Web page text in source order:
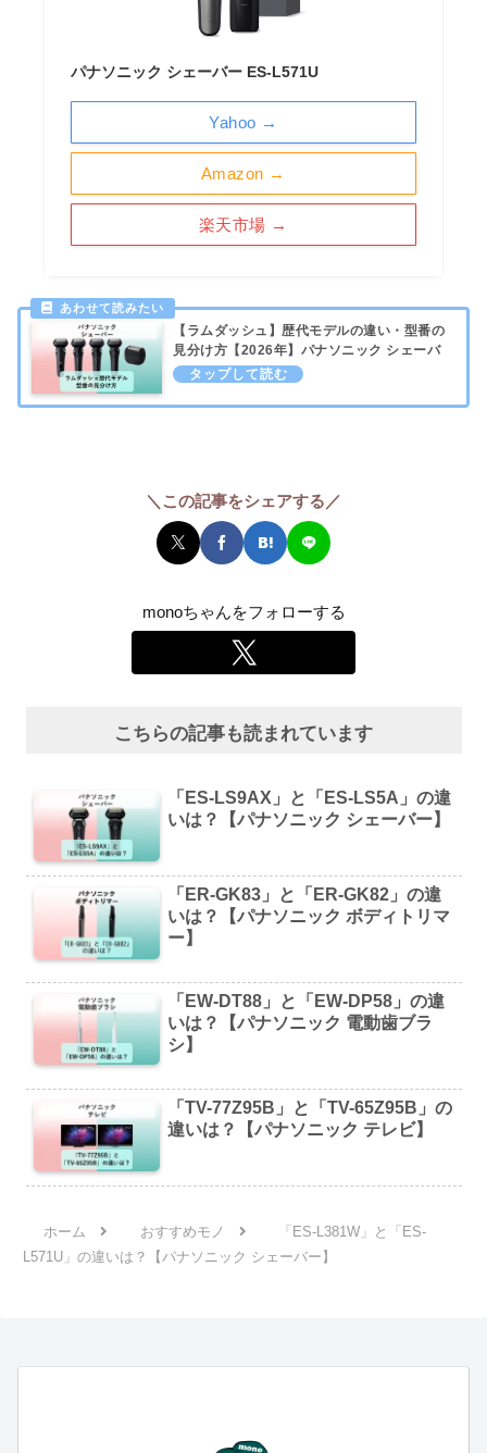
パナソニック シェーバー ES-L571U
Amazon →
楽天市場 →
Yahoo →
【ラムダッシュ】歴代モデルの違い・型番の
見分け方【2026年】パナソニック シェーバ
ー
＼この記事をシェアする／
monoちゃんをフォローする
こちらの記事も読まれています
「ES-LS9AX」と「ES-LS5A」の違
いは？【パナソニック シェーバー】
「ER-GK83」と「ER-GK82」の違
いは？【パナソニック ボディトリマ
ー】
「EW-DT88」と「EW-DP58」の違
いは？【パナソニック 電動歯ブラ
シ】
「TV-77Z95B」と「TV-65Z95B」の
違いは？【パナソニック テレビ】
ホーム おすすめモノ
「ES-L381W」と「ES-
L571U」の違いは？【パナソニック シェーバー】